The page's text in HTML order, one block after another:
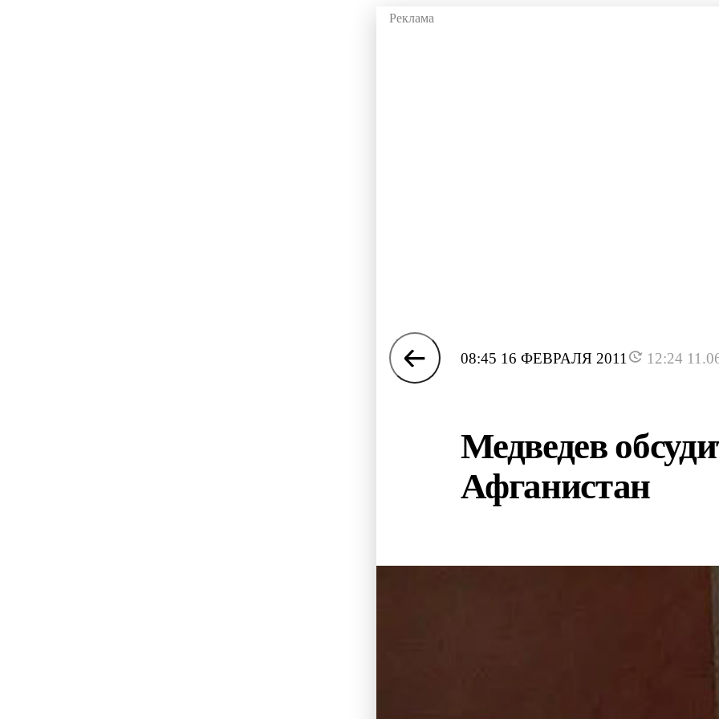
08:45 16 ФЕВРАЛЯ 2011 12:24
Медведев
Афганистан